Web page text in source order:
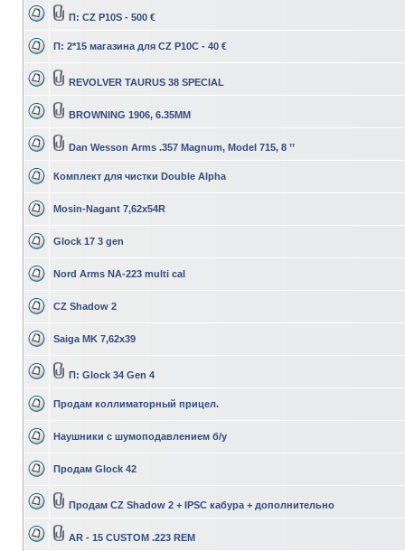
П: CZ P10S - 500 €
П: 2*15 магазина для CZ P10C - 40 €
REVOLVER TAURUS 38 SPECIAL
BROWNING 1906, 6.35MM
Dan Wesson Arms .357 Magnum, Model 715, 8 ’’
Комплект для чистки Double Alpha
Mosin-Nagant 7,62x54R
Glock 17 3 gen
Nord Arms NA-223 multi cal
CZ Shadow 2
Saiga MK 7,62x39
П: Glock 34 Gen 4
Продам коллиматорный прицел.
Наушники с шумоподавлением б/у
Продам Glock 42
Продам CZ Shadow 2 + IPSC кабура + дополнительно
AR - 15 CUSTOM .223 REM